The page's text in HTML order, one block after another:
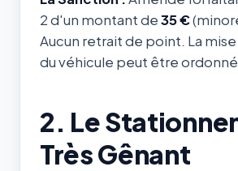
2 d'un montant de35 €
Aucun retrait de point. La
du véhicule peut être
2. Le
Très Gênant